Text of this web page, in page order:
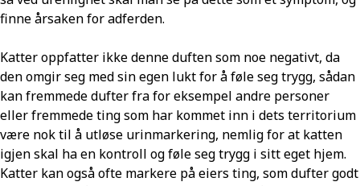
finne årsaken for adferden.
Katter oppfatter ikke denne duften som noe negativt, da
den omgir seg med sin egen lukt for å føle seg trygg, sådan
kan fremmede dufter fra for eksempel andre personer
eller fremmede ting som har kommet inn i dets territorium
være nok til å utløse urinmarkering, nemlig for at katten
igjen skal ha en kontroll og føle seg trygg i sitt eget hjem.
Katter kan også ofte markere på eiers ting, som dufter godt